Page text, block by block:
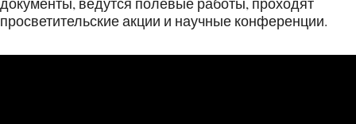
документы, ведутся полевые работы, проходят
просветительские акции и научные конференции.